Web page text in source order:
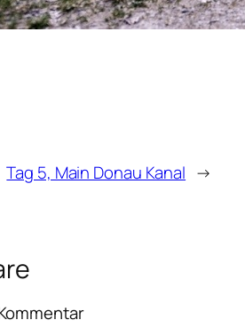
Tag 5, Main Donau Kanal →